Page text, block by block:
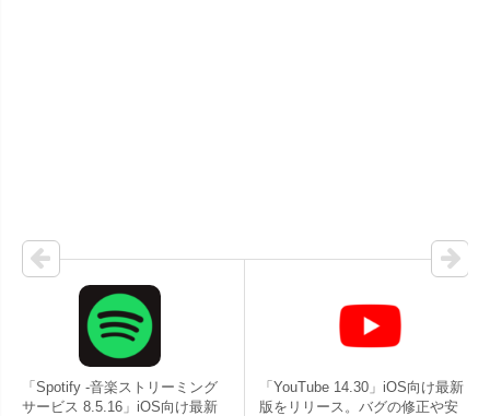
「Spotify -音楽ストリーミング
サービス 8.5.16」iOS向け最新
「YouTube 14.30」iOS向け最新
版をリリース。バグの修正や安